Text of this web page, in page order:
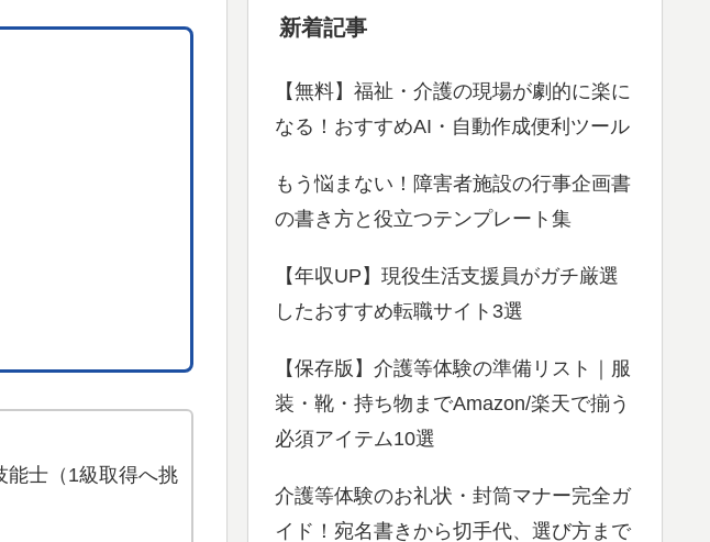
能士（1級取得へ挑
新着記事
【無料】福祉・介護の現場が劇的に楽に
なる！おすすめAI・自動作成便利ツール
もう悩まない！障害者施設の行事企画書
の書き方と役立つテンプレート集
【年収UP】現役生活支援員がガチ厳選
したおすすめ転職サイト3選
【保存版】介護等体験の準備リスト｜服
装・靴・持ち物までAmazon/楽天で揃う
必須アイテム10選
介護等体験のお礼状・封筒マナー完全ガ
イド！宛名書きから切手代、選び方まで